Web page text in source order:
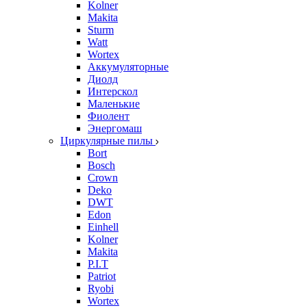
Kolner
Makita
Sturm
Watt
Wortex
Аккумуляторные
Диолд
Интерскол
Маленькие
Фиолент
Энергомаш
Циркулярные пилы
Bort
Bosch
Crown
Deko
DWT
Edon
Einhell
Kolner
Makita
P.I.T
Patriot
Ryobi
Wortex